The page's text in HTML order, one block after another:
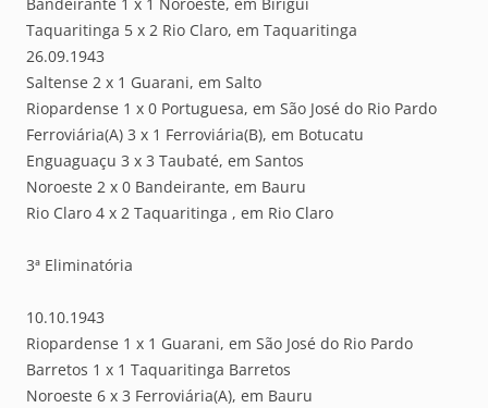
Taquaritinga 5 x 2 Rio Claro, em Taquaritinga
26.09.1943
Saltense 2 x 1 Guarani, em Salto
Riopardense 1 x 0 Portuguesa, em São José do Rio Pardo
Ferroviária(A) 3 x 1 Ferroviária(B), em Botucatu
Enguaguaçu 3 x 3 Taubaté, em Santos
Noroeste 2 x 0 Bandeirante, em Bauru
Rio Claro 4 x 2 Taquaritinga , em Rio Claro
3ª Eliminatória
10.10.1943
Riopardense 1 x 1 Guarani, em São José do Rio Pardo
Barretos 1 x 1 Taquaritinga Barretos
Noroeste 6 x 3 Ferroviária(A), em Bauru